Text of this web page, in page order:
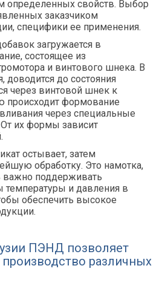
определенных свойств. Выбор
заказчиком
специфики ее применения.
загружается в
состоящее из
и винтового шнека. В
доводится до состояния
через винтовой шнек к
происходит формование
через специальные
их формы зависит
остывает, затем
обработку. Это намотка,
важно поддерживать
температуры и давления в
обеспечить высокое
ПЭНД позволяет
производство различных